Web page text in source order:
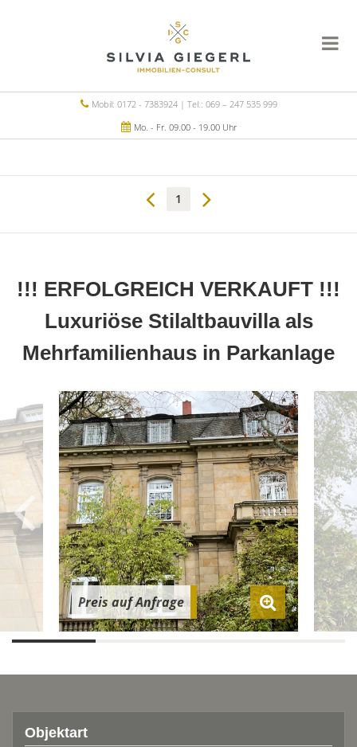
Mobil: 0172 - 7383924 | Tel.: 069 – 247 535 999
Mo. - Fr. 09.00 - 19.00 Uhr
1
!!! ERFOLGREICH VERKAUFT !!!
Luxuriöse Stilaltbauvilla als
Mehrfamilienhaus in Parkanlage
Preis auf Anfrage
Objektart